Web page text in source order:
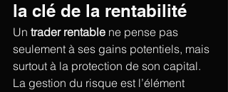
la clé de la rentabilité
Un trader rentable ne pense pas
seulement à ses gains potentiels, mais
surtout à la protection de son capital.
La gestion du risque est l’élément